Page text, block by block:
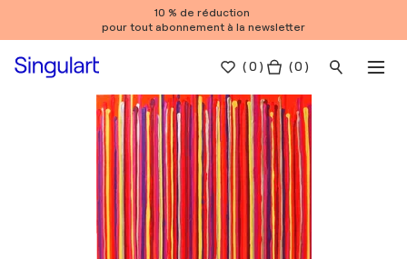
10 % de réduction
pour tout abonnement à la newsletter
(0 ) ( 0 )